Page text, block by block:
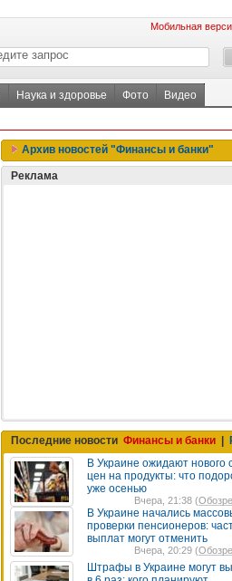
Мобильная
Наука и здоровье Фото
Видео
Архив новостей "Финансы и банки"
Реклама
Последние новости Финансы и банки
В Украине ожидают нового
цен на продукты: что
уже осенью
Вчера, 21:38 (
В Украине начались
проверки пенсионеров:
выплат могут отменить
Вчера, 20:29 (
Штрафы в Украине могут